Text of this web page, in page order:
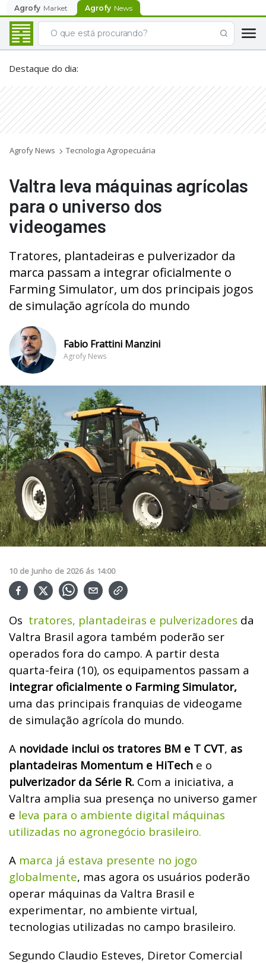
Agrofy Market Agrofy News
Destaque do dia:
Agrofy News Tecnologia Agropecuária
Valtra leva máquinas agrícolas
para o universo dos
videogames
Tratores, plantadeiras e pulverizador da
marca passam a integrar oficialmente o
Farming Simulator, um dos principais jogos
de simulação agrícola do mundo
Fabio Frattini Manzini
Agrofy News
10 de Junho de 2026 ás 14:00
Os tratores, plantadeiras e pulverizadores da
Valtra Brasil agora também poderão ser
operados fora do campo. A partir desta
quarta-feira (10), os equipamentos passam a
integrar oficialmente o Farming Simulator,
uma das principais franquias de videogame
de simulação agrícola do mundo.
A novidade inclui os tratores BM e T CVT, as
plantadeiras Momentum e HiTech e o
pulverizador da Série R. Com a iniciativa, a
Valtra amplia sua presença no universo gamer
e leva para o ambiente digital máquinas
utilizadas no agronegócio brasileiro.
A marca já estava presente no jogo
globalmente, mas agora os usuários poderão
operar máquinas da Valtra Brasil e
experimentar, no ambiente virtual,
tecnologias utilizadas no campo brasileiro.
Segundo Claudio Esteves, Diretor Comercial